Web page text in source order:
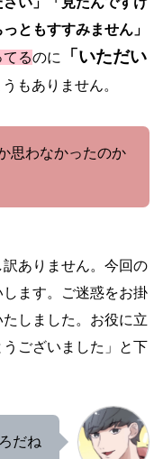
ともすすみません」
るのに
「いただい
もありません。
思わなかったのか
訳ありません。今回の
ます。ご迷惑をお掛
しました。お役に立
ございました」と下
だね